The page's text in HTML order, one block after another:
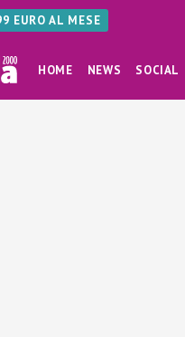
EURO AL MESE
HOME NEWS SOCIAL